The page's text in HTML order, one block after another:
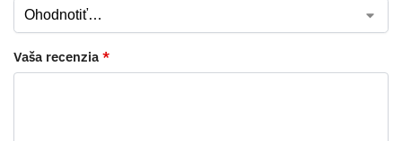
Vaša recenzia *